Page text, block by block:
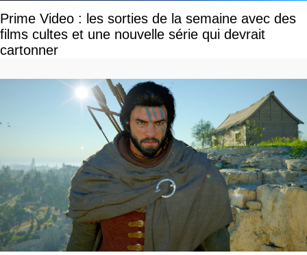
Prime Video : les sorties de la semaine avec des
films cultes et une nouvelle série qui devrait
cartonner